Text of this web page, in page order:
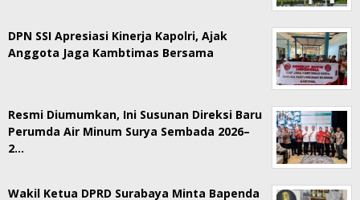
DPN SSI Apresiasi Kinerja Kapolri, Ajak
Anggota Jaga Kambtimas Bersama
Resmi Diumumkan, Ini Susunan Direksi Baru
Perumda Air Minum Surya Sembada 2026–
2…
Wakil Ketua DPRD Surabaya Minta Bapenda